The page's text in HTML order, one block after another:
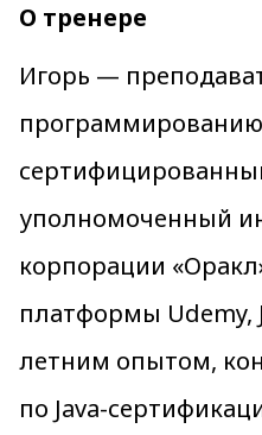
О тренере
Игорь —
программированию
уполномоченный
корпорации
платформы Udemy,
летним опытом,
по Java-